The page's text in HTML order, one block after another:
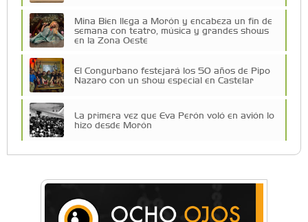
Mina Bien llega a Morón y encabeza un fin de
semana con teatro, música y grandes shows
en la Zona Oeste
El Congurbano festejará los 50 años de Pipo
Nazaro con un show especial en Castelar
La primera vez que Eva Perón voló en avión lo
hizo desde Morón
Mariana Croce: "Hoy las empresas necesitan
un asesoramiento integral para crecer con
seguridad"